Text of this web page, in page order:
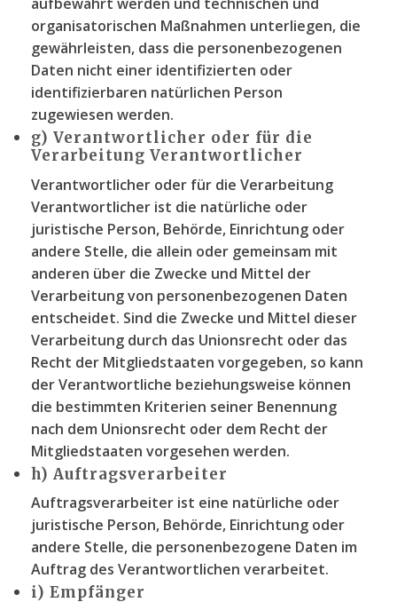
aufbewahrt werden und technischen und
organisatorischen Maßnahmen unterliegen, die
gewährleisten, dass die personenbezogenen
Daten nicht einer identifizierten oder
identifizierbaren natürlichen Person
zugewiesen werden.
g) Verantwortlicher oder für die
Verarbeitung Verantwortlicher
Verantwortlicher oder für die Verarbeitung
Verantwortlicher ist die natürliche oder
juristische Person, Behörde, Einrichtung oder
andere Stelle, die allein oder gemeinsam mit
anderen über die Zwecke und Mittel der
Verarbeitung von personenbezogenen Daten
entscheidet. Sind die Zwecke und Mittel dieser
Verarbeitung durch das Unionsrecht oder das
Recht der Mitgliedstaaten vorgegeben, so kann
der Verantwortliche beziehungsweise können
die bestimmten Kriterien seiner Benennung
nach dem Unionsrecht oder dem Recht der
Mitgliedstaaten vorgesehen werden.
h) Auftragsverarbeiter
Auftragsverarbeiter ist eine natürliche oder
juristische Person, Behörde, Einrichtung oder
andere Stelle, die personenbezogene Daten im
Auftrag des Verantwortlichen verarbeitet.
i) Empfänger